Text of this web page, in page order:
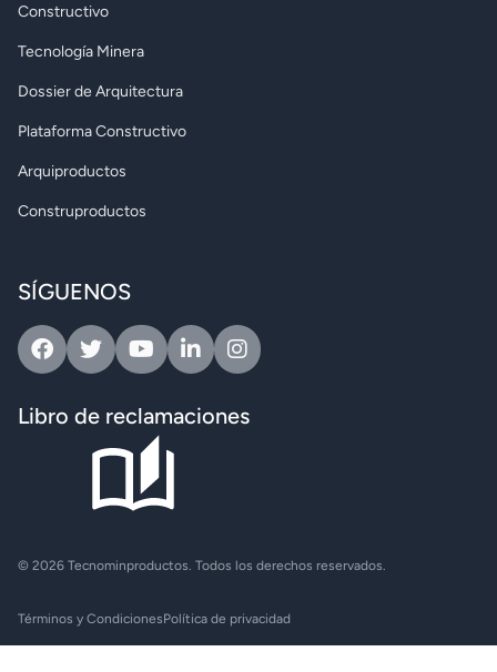
Constructivo
Tecnología Minera
Dossier de Arquitectura
Plataforma Constructivo
Arquiproductos
Construproductos
SÍGUENOS
FacebookTwitterYoutubeLinkedinInstagram
Libro de reclamaciones
© 2026 Tecnominproductos. Todos los derechos reservados.
Términos y CondicionesPolítica de privacidad